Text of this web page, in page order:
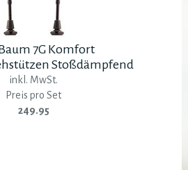
7G Komfort
Stoßdämpfend
inkl. MwSt.
Preis pro Set
249.95